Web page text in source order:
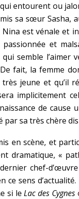
entourent ou
sa sœur Sasha,
est vénale et
et
semble
fait, la femme
très jeune et qu’il
implicitement
de cause
par sa très chère
en scène, et
dramatique, «
chef-
ce sens
si leLac des Cygnes